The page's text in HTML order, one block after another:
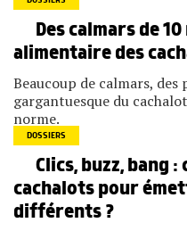
Des calmars de
alimentaire des
Beaucoup de calmars, des
gargantuesque du
norme.
DOSSIERS
Clics, buzz, bang
cachalots pour
différents ?